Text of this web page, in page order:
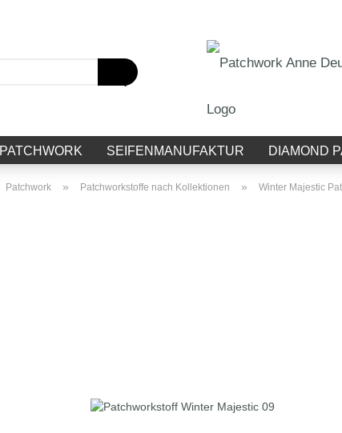
Suche...
PATCHWORK SEIFENMANUFAKTUR DIAMOND
Patchwork » Patchworkstoffe nach Kollektionen » Winter Majestic